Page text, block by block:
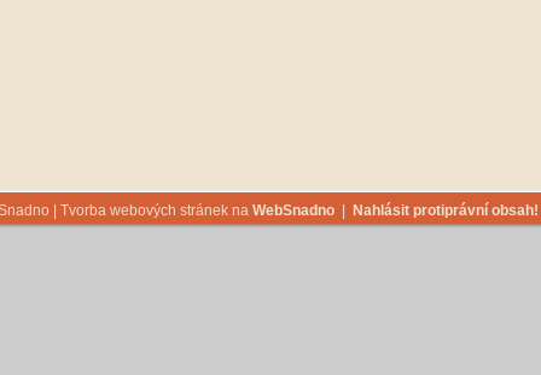
Tvorba webových stránek na WebSnadno Nahlásit protiprávní obsah!